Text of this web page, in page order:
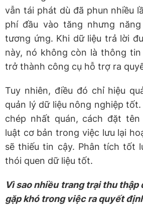
vẫn tái phát dù đã phun nhiều
phí đầu vào tăng nhưng
tương ứng. Khi dữ liệu trả lời
này, nó không còn là thông
trở thành công cụ hỗ trợ ra
Tuy nhiên, điều đó chỉ hiệu
quản lý dữ liệu nông nghiệp
chép nhất quán, cách đặt
luật cơ bản trong việc lưu lại
sẽ thiếu tin cậy. Phân tích tốt
thói quen dữ liệu tốt.
Vì sao nhiều trang trại thu
gặp khó trong việc ra quyết